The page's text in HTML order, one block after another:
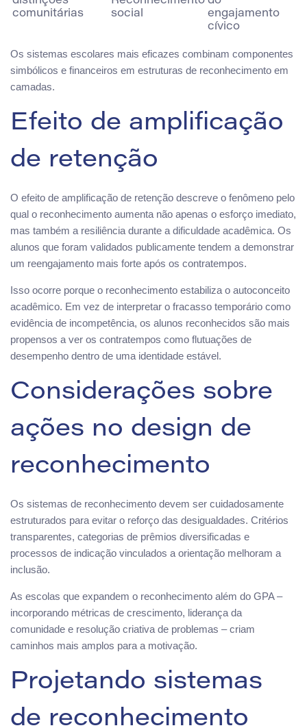
comunitárias
social
engajamento
cívico
Os sistemas escolares mais eficazes combinam componentes
simbólicos e financeiros em estruturas de reconhecimento em
camadas.
Efeito de amplificação
de retenção
O efeito de amplificação de retenção descreve o fenômeno pelo
qual o reconhecimento aumenta não apenas o esforço imediato,
mas também a resiliência durante a dificuldade acadêmica. Os
alunos que foram validados publicamente tendem a demonstrar
um reengajamento mais forte após os contratempos.
Isso ocorre porque o reconhecimento estabiliza o autoconceito
acadêmico. Em vez de interpretar o fracasso temporário como
evidência de incompetência, os alunos reconhecidos são mais
propensos a ver os contratempos como flutuações de
desempenho dentro de uma identidade estável.
Considerações sobre
ações no design de
reconhecimento
Os sistemas de reconhecimento devem ser cuidadosamente
estruturados para evitar o reforço das desigualdades. Critérios
transparentes, categorias de prêmios diversificadas e
processos de indicação vinculados a orientação melhoram a
inclusão.
As escolas que expandem o reconhecimento além do GPA –
incorporando métricas de crescimento, liderança da
comunidade e resolução criativa de problemas – criam
caminhos mais amplos para a motivação.
Projetando sistemas
de reconhecimento